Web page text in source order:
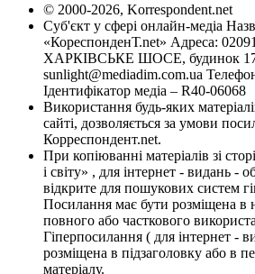
© 2000-2026, Korrespondent.net
Суб'єкт у сфері онлайн-медіа
«КореспонденТ.net» Адреса:
ХАРКІВСЬКЕ ШОСЕ, будинок
sunlight@mediadim.com.ua
Ідентифікатор медіа – R40-06068
Використання будь-яких
сайті, дозволяється за умови
Корреспондент.net.
При копіюванні матеріалів зі
і світу» , для інтернет - видань -
відкрите для пошукових систем
Посилання має бути розміщена в
повного або часткового
Гіперпосилання ( для інтернет -
розміщена в підзаголовку або в
матеріалу.